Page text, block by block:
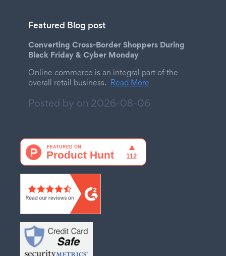
Featured Blog post
Converting Cross-Border Shoppers During
Black Friday & Cyber Monday
Online commerce is an integral part of the
overall retail business. Read More
Posted by on 2026-08-06